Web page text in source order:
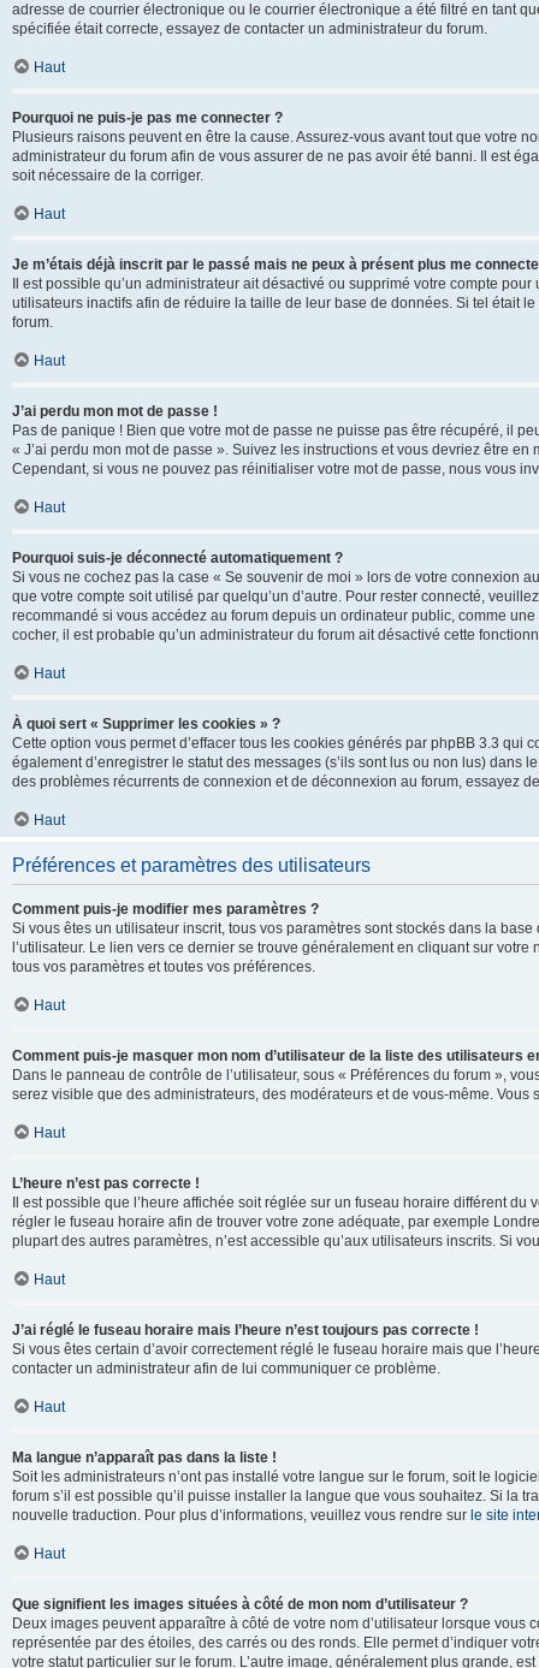
adresse de courrier électronique ou le courrier électronique a été filtré en tant
spécifiée était correcte, essayez de contacter un administrateur du forum.
Haut
Pourquoi ne puis-je pas me connecter ?
Plusieurs raisons peuvent en être la cause. Assurez-vous avant tout que votre
administrateur du forum afin de vous assurer de ne pas avoir été banni. Il est
soit nécessaire de la corriger.
Haut
Je m’étais déjà inscrit par le passé mais ne peux à présent plus me
Il est possible qu’un administrateur ait désactivé ou supprimé votre compte
utilisateurs inactifs afin de réduire la taille de leur base de données. Si tel était
forum.
Haut
J’ai perdu mon mot de passe !
Pas de panique ! Bien que votre mot de passe ne puisse pas être récupéré, il
« J’ai perdu mon mot de passe ». Suivez les instructions et vous devriez être
Cependant, si vous ne pouvez pas réinitialiser votre mot de passe, nous vous
Haut
Pourquoi suis-je déconnecté automatiquement ?
Si vous ne cochez pas la case « Se souvenir de moi » lors de votre connexion
que votre compte soit utilisé par quelqu’un d’autre. Pour rester connecté,
recommandé si vous accédez au forum depuis un ordinateur public, comme
cocher, il est probable qu’un administrateur du forum ait désactivé cette
Haut
À quoi sert « Supprimer les cookies » ?
Cette option vous permet d’effacer tous les cookies générés par phpBB 3.3
également d’enregistrer le statut des messages (s’ils sont lus ou non lus)
des problèmes récurrents de connexion et de déconnexion au forum, essayez
Haut
Préférences et paramètres des utilisateurs
Comment puis-je modifier mes paramètres ?
Si vous êtes un utilisateur inscrit, tous vos paramètres sont stockés dans la
l’utilisateur. Le lien vers ce dernier se trouve généralement en cliquant sur
tous vos paramètres et toutes vos préférences.
Haut
Comment puis-je masquer mon nom d’utilisateur de la liste des utilisateurs
Dans le panneau de contrôle de l’utilisateur, sous « Préférences du forum »,
serez visible que des administrateurs, des modérateurs et de vous-même.
Haut
L’heure n’est pas correcte !
Il est possible que l’heure affichée soit réglée sur un fuseau horaire différent
régler le fuseau horaire afin de trouver votre zone adéquate, par exemple
plupart des autres paramètres, n’est accessible qu’aux utilisateurs inscrits. Si
Haut
J’ai réglé le fuseau horaire mais l’heure n’est toujours pas correcte !
Si vous êtes certain d’avoir correctement réglé le fuseau horaire mais que
contacter un administrateur afin de lui communiquer ce problème.
Haut
Ma langue n’apparaît pas dans la liste !
Soit les administrateurs n’ont pas installé votre langue sur le forum, soit le
forum s’il est possible qu’il puisse installer la langue que vous souhaitez. Si la
nouvelle traduction. Pour plus d’informations, veuillez vous rendre sur le site
Haut
Que signifient les images situées à côté de mon nom d’utilisateur ?
Deux images peuvent apparaître à côté de votre nom d’utilisateur lorsque
représentée par des étoiles, des carrés ou des ronds. Elle permet d’indiquer
votre statut particulier sur le forum. L’autre image, généralement plus grande,